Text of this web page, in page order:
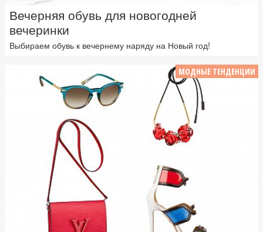
Вечерняя обувь для новогодней
вечеринки
Выбираем обувь к вечернему наряду на Новый год!
МОДНЫЕ ТЕНДЕНЦИИ